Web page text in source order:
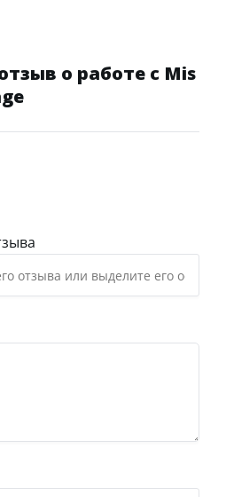
о работе с Mis